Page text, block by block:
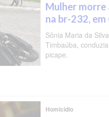
Mulher morre
na br-232, em
Sônia Maria da
Timbaúba,
picape.
Homicídio